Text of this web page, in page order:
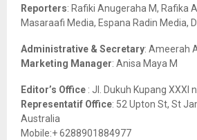
Reporters: Rafiki Anugeraha M, Rafika
Masaraafi Media, Espana Radin Media,
Administrative & Secretary: Ameerah
Marketing Manager: Anisa Maya M
Editor’s Office : Jl. Dukuh Kupang XXXI
Representatif Office: 52 Upton St, St
Australia
Mobile:+ 6288901884977